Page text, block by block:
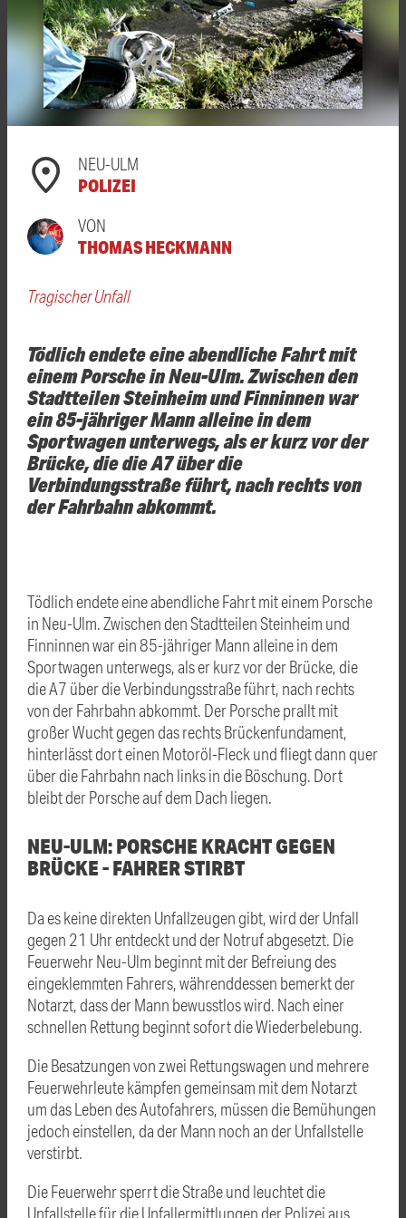
NEU-ULM
POLIZEI
VON
THOMAS HECKMANN
Tragischer Unfall
Tödlich endete eine abendliche Fahrt mit
einem Porsche in Neu-Ulm. Zwischen den
Stadtteilen Steinheim und Finninnen war
ein 85-jähriger Mann alleine in dem
Sportwagen unterwegs, als er kurz vor der
Brücke, die die A7 über die
Verbindungsstraße führt, nach rechts von
der Fahrbahn abkommt.
Tödlich endete eine abendliche Fahrt mit einem Porsche
in Neu-Ulm. Zwischen den Stadtteilen Steinheim und
Finninnen war ein 85-jähriger Mann alleine in dem
Sportwagen unterwegs, als er kurz vor der Brücke, die
die A7 über die Verbindungsstraße führt, nach rechts
von der Fahrbahn abkommt. Der Porsche prallt mit
großer Wucht gegen das rechts Brückenfundament,
hinterlässt dort einen Motoröl-Fleck und fliegt dann quer
über die Fahrbahn nach links in die Böschung. Dort
bleibt der Porsche auf dem Dach liegen.
NEU-ULM: PORSCHE KRACHT GEGEN
BRÜCKE - FAHRER STIRBT
Da es keine direkten Unfallzeugen gibt, wird der Unfall
gegen 21 Uhr entdeckt und der Notruf abgesetzt. Die
Feuerwehr Neu-Ulm beginnt mit der Befreiung des
eingeklemmten Fahrers, währenddessen bemerkt der
Notarzt, dass der Mann bewusstlos wird. Nach einer
schnellen Rettung beginnt sofort die Wiederbelebung.
Die Besatzungen von zwei Rettungswagen und mehrere
Feuerwehrleute kämpfen gemeinsam mit dem Notarzt
um das Leben des Autofahrers, müssen die Bemühungen
jedoch einstellen, da der Mann noch an der Unfallstelle
verstirbt.
Die Feuerwehr sperrt die Straße und leuchtet die
Unfallstelle für die Unfallermittlungen der Polizei aus.